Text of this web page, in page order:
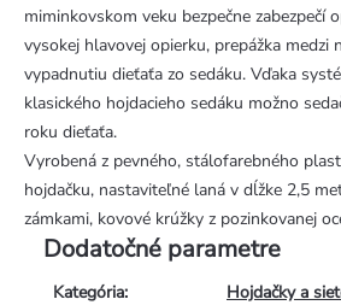
miminkovskom veku bezpečne zabezpečí
vysokej hlavovej opierku, prepážka medzi
vypadnutiu dieťaťa zo sedáku. Vďaka
klasického hojdacieho sedáku možno
roku dieťaťa.
Vyrobená z pevného, stálofarebného
hojdačku, nastaviteľné laná v dĺžke 2,5
zámkami, kovové krúžky z pozinkovanej
Dodatočné parametre
Kategória: Hojdačky a